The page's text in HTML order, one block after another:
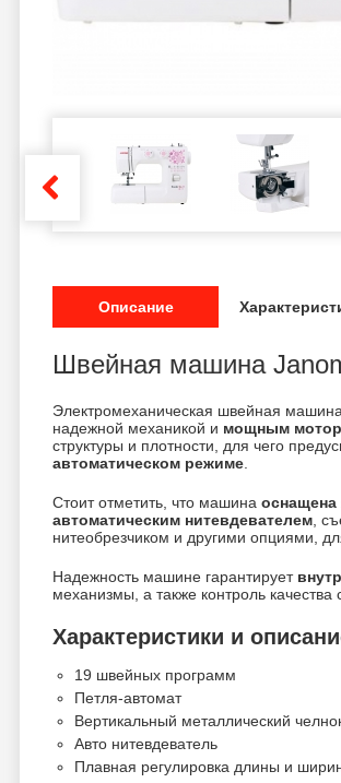
Описание
Швейная машина
Электромеханическая швейная машина
надежной механикой и мощным
структуры и плотности, для чего
автоматическом режиме
Стоит отметить, что машина оснащена
автоматическим нитевдевателем ,
нитеобрезчиком и другими опциями,
Надежность машине гарантирует
механизмы, а также контроль качества
Характеристики и
19 швейных программ
Петля-автомат
Вертикальный металлический
Авто нитевдеватель
Плавная регулировка длины и